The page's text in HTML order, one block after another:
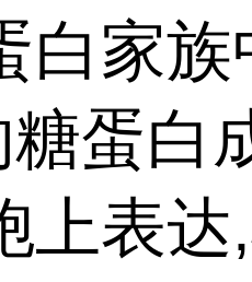
白家族
蛋白
上表